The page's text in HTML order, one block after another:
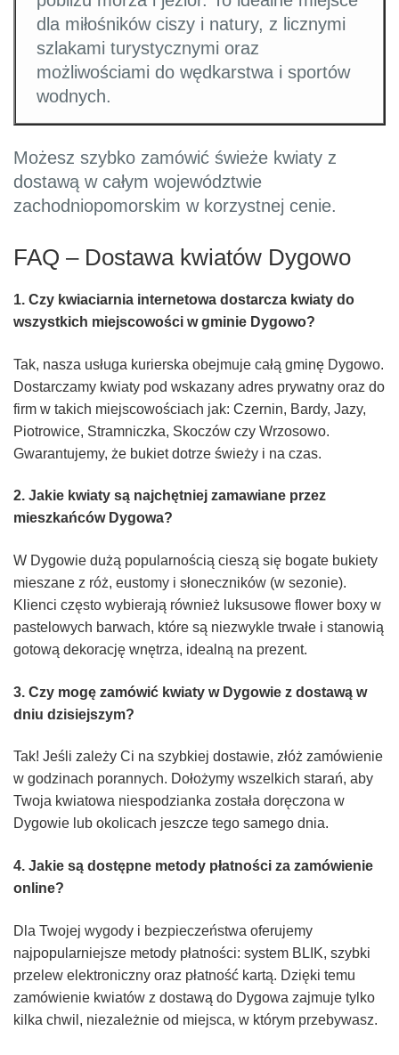
dla miłośników ciszy i natury, z licznymi
szlakami turystycznymi oraz
możliwościami do wędkarstwa i sportów
wodnych.
Możesz szybko zamówić świeże kwiaty z
dostawą w całym województwie
zachodniopomorskim w korzystnej cenie.
FAQ – Dostawa kwiatów Dygowo
1. Czy kwiaciarnia internetowa dostarcza kwiaty do
wszystkich miejscowości w gminie Dygowo?
Tak, nasza usługa kurierska obejmuje całą gminę Dygowo.
Dostarczamy kwiaty pod wskazany adres prywatny oraz do
firm w takich miejscowościach jak: Czernin, Bardy, Jazy,
Piotrowice, Stramniczka, Skoczów czy Wrzosowo.
Gwarantujemy, że bukiet dotrze świeży i na czas.
2. Jakie kwiaty są najchętniej zamawiane przez
mieszkańców Dygowa?
W Dygowie dużą popularnością cieszą się bogate bukiety
mieszane z róż, eustomy i słoneczników (w sezonie).
Klienci często wybierają również luksusowe flower boxy w
pastelowych barwach, które są niezwykle trwałe i stanowią
gotową dekorację wnętrza, idealną na prezent.
3. Czy mogę zamówić kwiaty w Dygowie z dostawą w
dniu dzisiejszym?
Tak! Jeśli zależy Ci na szybkiej dostawie, złóż zamówienie
w godzinach porannych. Dołożymy wszelkich starań, aby
Twoja kwiatowa niespodzianka została doręczona w
Dygowie lub okolicach jeszcze tego samego dnia.
4. Jakie są dostępne metody płatności za zamówienie
online?
Dla Twojej wygody i bezpieczeństwa oferujemy
najpopularniejsze metody płatności: system BLIK, szybki
przelew elektroniczny oraz płatność kartą. Dzięki temu
zamówienie kwiatów z dostawą do Dygowa zajmuje tylko
kilka chwil, niezależnie od miejsca, w którym przebywasz.